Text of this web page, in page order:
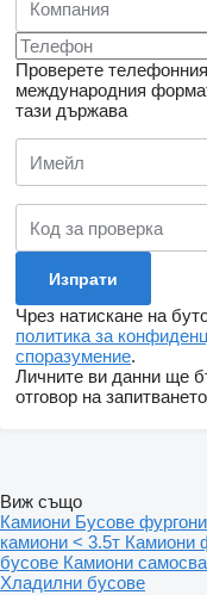
Проверете
международния
тази държава
Чрез натискане на
политика за
споразумение.
Личните ви данни ще
отговор на
Виж също
Камиони Бусове фургони
камиони < 3.5т Камиони
бусове Камиони
Хладилни бусове